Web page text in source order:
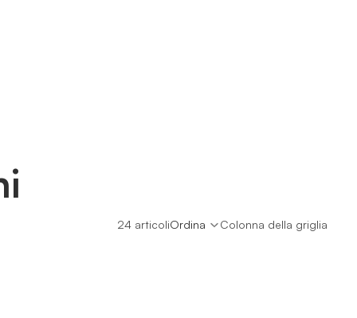
24 articoliOrdina Colonna della griglia